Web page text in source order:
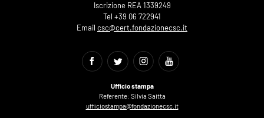
Iscrizione REA 1339249
Tel +39 06 722941
Email csc@cert.fondazionecsc.it
Ufficio stampa
Referente: Silvia Saitta
ufficiostampa@fondazionecsc.it